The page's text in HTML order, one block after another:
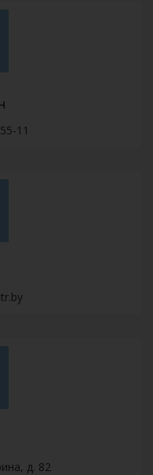
11
д. 82